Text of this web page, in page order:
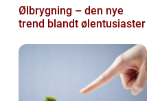
Ølbrygning – den nye
trend blandt ølentusiaster